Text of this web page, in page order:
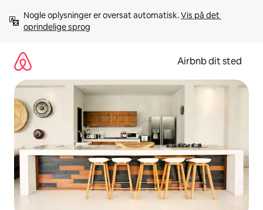
videre
Nogle oplysninger er oversat automatisk. Vis på det
oprindelige sprog
Airbnb dit sted